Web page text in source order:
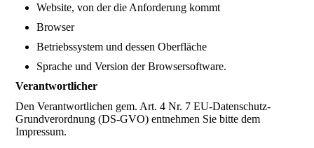
Website, von der die Anforderung kommt
Browser
Betriebssystem und dessen Oberfläche
Sprache und Version der Browsersoftware.
Verantwortlicher
Den Verantwortlichen gem. Art. 4 Nr. 7 EU-Datenschutz-
Grundverordnung (DS-GVO) entnehmen Sie bitte dem
Impressum.